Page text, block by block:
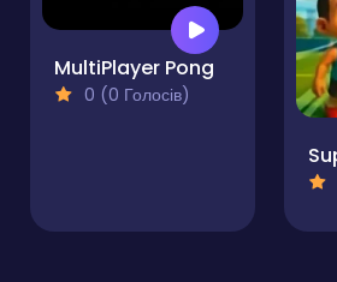
MultiPlayer Pong
0 (0 Голосів)